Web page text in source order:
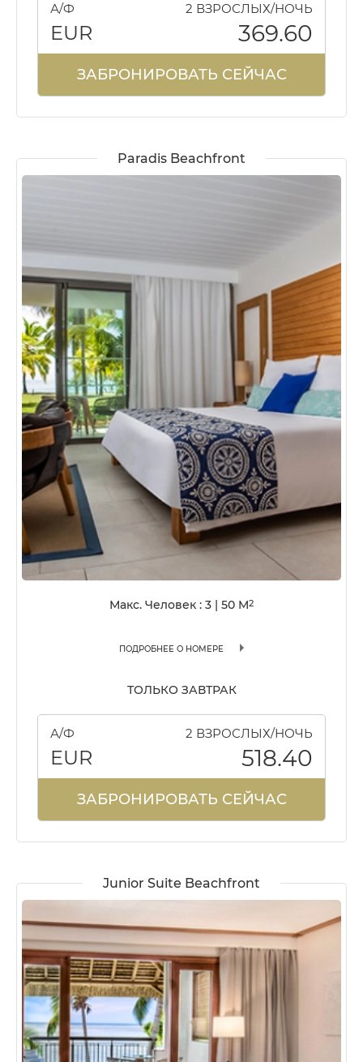
А/Ф 2 ВЗРОСЛЫХ/НОЧЬ
EUR 369.60
ЗАБРОНИРОВАТЬ СЕЙЧАС
Paradis Beachfront
Макс. Человек : 3 50 M2
ПОДРОБНЕЕ О НОМЕРЕ
ТОЛЬКО ЗАВТРАК
А/Ф 2 ВЗРОСЛЫХ/НОЧЬ
EUR 518.40
ЗАБРОНИРОВАТЬ СЕЙЧАС
Junior Suite Beachfront